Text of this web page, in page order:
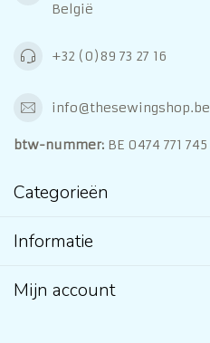
België
+32 (0)89 73 27 16
info@thesewingshop.be
btw-nummer: BE 0474 771 745
Categorieën
Informatie
Mijn account